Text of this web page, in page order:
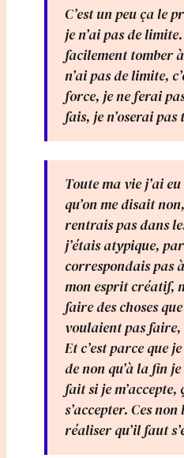
C’est un peu ça le
je n’ai pas de
facilement tomber
n’ai pas de limite,
force, je ne ferai
fais, je n’oserai pas
Toute ma vie j’ai
qu’on me disait
rentrais pas dans
j’étais atypique,
correspondais pas
mon esprit créatif,
faire des choses
voulaient pas
Et c’est parce que
de non qu’à la fin
fait si je
s’accepter. Ces non
réaliser qu’il faut